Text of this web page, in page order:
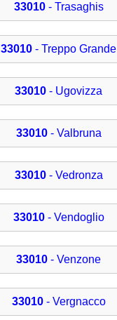
33010- Trasaghis
33010 - Treppo Grande
33010 - Ugovizza
33010- Valbruna
33010- Vedronza
33010- Vendoglio
33010 - Venzone
33010- Vergnacco